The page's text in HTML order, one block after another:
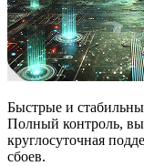
Быстрые и
Полный контроль,
круглосуточная
сбоев.